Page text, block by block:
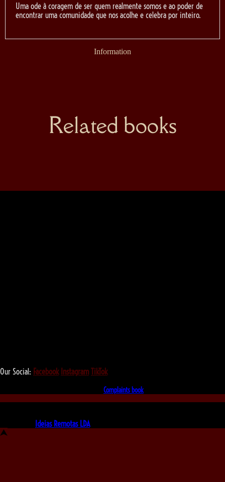
Information
Uma ode à coragem de ser quem realmente somos e ao poder de
encontrar uma comunidade que nos acolhe e celebra por inteiro.
Related books
Our Social: Facebook Instagram TikTok
Complaints book
Ideias Remotas LDA